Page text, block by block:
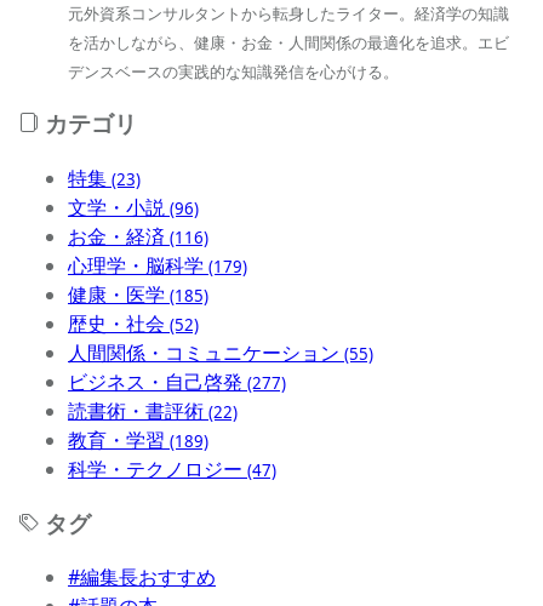
元外資系コンサルタントから転身したライター。経済学の知識
を活かしながら、健康・お金・人間関係の最適化を追求。エビ
デンスベースの実践的な知識発信を心がける。
カテゴリ
特集 (23)
文学・小説 (96)
お金・経済 (116)
心理学・脳科学 (179)
健康・医学 (185)
歴史・社会 (52)
人間関係・コミュニケーション (55)
ビジネス・自己啓発 (277)
読書術・書評術 (22)
教育・学習 (189)
科学・テクノロジー (47)
タグ
#編集長おすすめ